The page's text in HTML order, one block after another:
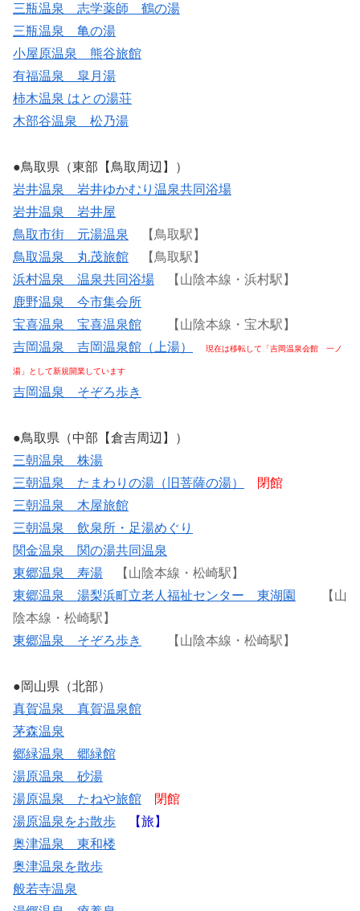
三瓶温泉 志学薬師 鶴の湯
三瓶温泉 亀の湯
小屋原温泉 熊谷旅館
有福温泉 皐月湯
柿木温泉 はとの湯荘
木部谷温泉 松乃湯
●鳥取県（東部【鳥取周辺】）
岩井温泉 岩井ゆかむり温泉共同浴場
岩井温泉 岩井屋
鳥取市街 元湯温泉
【鳥取駅】
鳥取温泉 丸茂旅館
【鳥取駅】
浜村温泉 温泉共同浴場
【山陰本線・浜村駅】
鹿野温泉 今市集会所
宝喜温泉 宝喜温泉館
【山陰本線・宝木駅】
吉岡温泉 吉岡温泉館（上湯）
現在は移転して「吉岡温泉会館 一ノ
湯」として新規開業しています
吉岡温泉 そぞろ歩き
●鳥取県（中部【倉吉周辺】）
三朝温泉 株湯
三朝温泉 たまわりの湯（旧菩薩の湯）
閉館
三朝温泉 木屋旅館
三朝温泉 飲泉所・足湯めぐり
関金温泉 関の湯共同温泉
東郷温泉 寿湯
【山陰本線・松崎駅】
東郷温泉 湯梨浜町立老人福祉センター 東湖園
【山
陰本線・松崎駅】
東郷温泉 そぞろ歩き
【山陰本線・松崎駅】
●岡山県（北部）
真賀温泉 真賀温泉館
茅森温泉
郷緑温泉 郷緑館
湯原温泉 砂湯
湯原温泉 たねや旅館
閉館
湯原温泉をお散歩
【旅】
奥津温泉 東和楼
奥津温泉を散歩
般若寺温泉